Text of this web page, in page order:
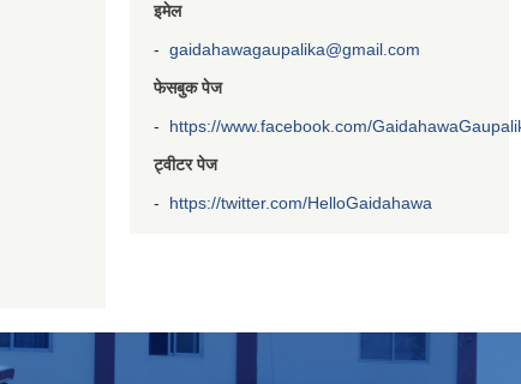
इमेल
- gaidahawagaupalika@gmail.com
फेसबुक पेज
- https://www.facebook.com/
ट्वीटर पेज
- https://twitter.com/HelloGaidahawa